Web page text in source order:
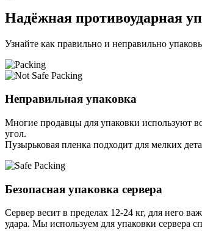
Надёжная противоударная
Узнайте как правильно и неправильно
Неправильная упаковка
Многие продавцы для упаковки используют
угол.
Пузырьковая пленка подходит для мелких
Безопасная упаковка сервера
Сервер весит в пределах 12-24 кг, для него
удара. Мы используем для упаковки сервера